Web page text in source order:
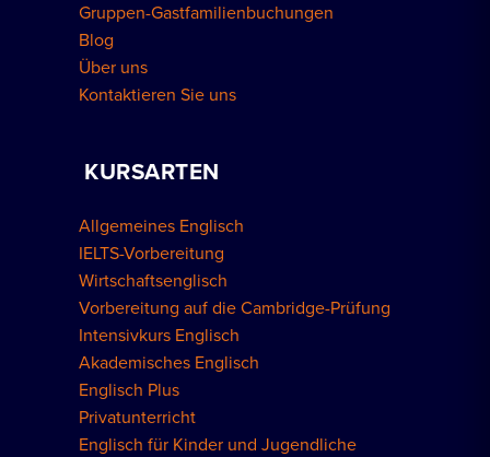
Gruppen-Gastfamilienbuchungen
Blog
Über uns
Kontaktieren Sie uns
KURSARTEN
Allgemeines Englisch
IELTS-Vorbereitung
Wirtschaftsenglisch
Vorbereitung auf die Cambridge-Prüfung
Intensivkurs Englisch
Akademisches Englisch
Englisch Plus
Privatunterricht
Englisch für Kinder und Jugendliche